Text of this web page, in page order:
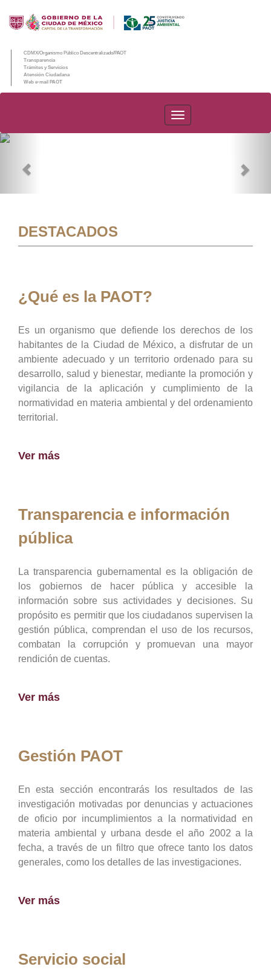
CDMX/Organismo Público Descentralizado/PAOT
Transparencia
Trámites y Servicios
Atención Ciudadana
Web e-mail PAOT
PAOT
DESTACADOS
¿Qué es la PAOT?
Es un organismo que defiende los derechos de los
habitantes de la Ciudad de México, a disfrutar de un
ambiente adecuado y un territorio ordenado para su
desarrollo, salud y bienestar, mediante la promoción y
vigilancia de la aplicación y cumplimiento de la
normatividad en materia ambiental y del ordenamiento
territorial.
Ver más
Transparencia e información
pública
La transparencia gubernamental es la obligación de
los gobiernos de hacer pública y accesible la
información sobre sus actividades y decisiones. Su
propósito es permitir que los ciudadanos supervisen la
gestión pública, comprendan el uso de los recursos,
combatan la corrupción y promuevan una mayor
rendición de cuentas.
Ver más
Gestión PAOT
En esta sección encontrarás los resultados de las
investigación motivadas por denuncias y actuaciones
de oficio por incumplimientos a la normatividad en
materia ambiental y urbana desde el año 2002 a la
fecha, a través de un filtro que ofrece tanto los datos
generales, como los detalles de las investigaciones.
Ver más
Servicio social